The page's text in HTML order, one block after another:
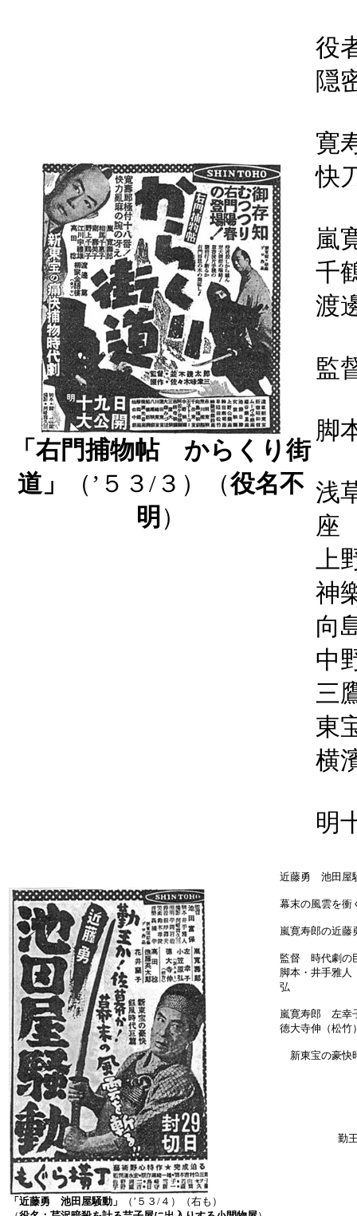
「右門捕物帖 からくり街
道」
（’５３/３）（役名不
明 ）
役
隠
寛
快
嵐
千
渡
監
脚
浅
座
上
神
向
中
三
東
横
明
「近藤勇 池田屋騒動」
（’５３/４）（右も）
近藤勇 池田屋
幕末の風雲を衝
嵐寛寿郎の近
監督 時代劇の
脚本・井手雅
弘
嵐寛寿郎 左
徳大寺伸（松
新東宝の豪快
勤